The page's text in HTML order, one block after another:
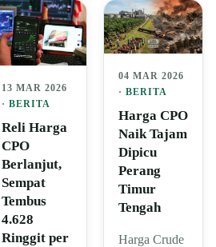
13 MAR 2026
·BERITA
Reli Harga
CPO
Berlanjut,
Sempat
Tembus
4.628
Ringgit per
04 MAR 2026
· BERITA
Harga CPO
Naik Tajam
Dipicu
Perang
Timur
Tengah
Harga Crude